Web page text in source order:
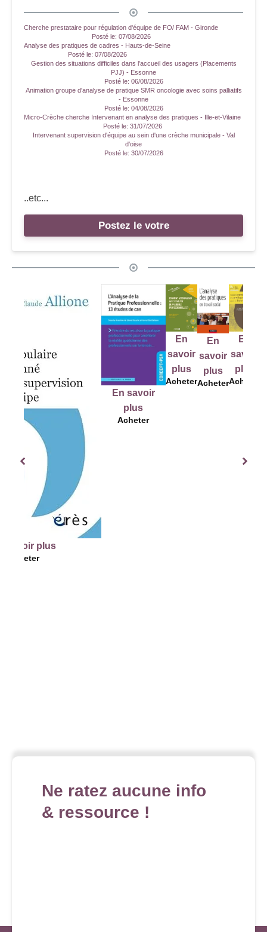
Cherche prestataire pour régulation d'équipe de FO/ FAM - Gironde
Posté le: 07/08/2026
Analyse des pratiques de cadres - Hauts-de-Seine
Posté le: 07/08/2026
Gestion des situations difficiles dans l’accueil des usagers (Placements
PJJ) - Essonne
Posté le: 06/08/2026
Animation groupe d'analyse de pratique SMR oncologie avec soins palliatifs
- Essonne
Posté le: 04/08/2026
Micro-Crèche cherche Intervenant en analyse des pratiques - Ille-et-Vilaine
Posté le: 31/07/2026
Intervenant supervision d'équipe au sein d'une crèche municipale - Val
d'oise
Posté le: 30/07/2026
..etc...
Postez le votre
plus
Acheter
En
Acheter
savoir
plus
Acheter
savoir
plus
Acheter
savoir
plus
Acheter
Ne ratez aucune info
& ressource !